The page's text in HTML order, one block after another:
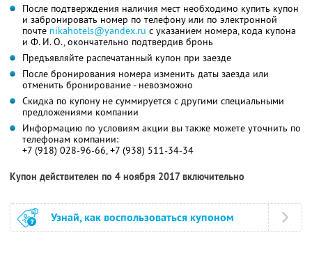
После подтверждения наличия мест необходимо купить купон
и забронировать номер по телефону или по электронной
почте nikahotels@yandex.ru с указанием номера, кода купона
и Ф. И. О., окончательно подтвердив бронь
Предъявляйте распечатанный купон при заезде
После бронирования номера изменить даты заезда или
отменить бронирование - невозможно
Скидка по купону не суммируется с другими специальными
предложениями компании
Информацию по условиям акции вы также можете уточнить по
телефонам компании:
+7 (918) 028-96-66, +7 (938) 511-34-34
Купон действителен по 4 ноября 2017 включительно
Узнай, как воспользоваться купоном